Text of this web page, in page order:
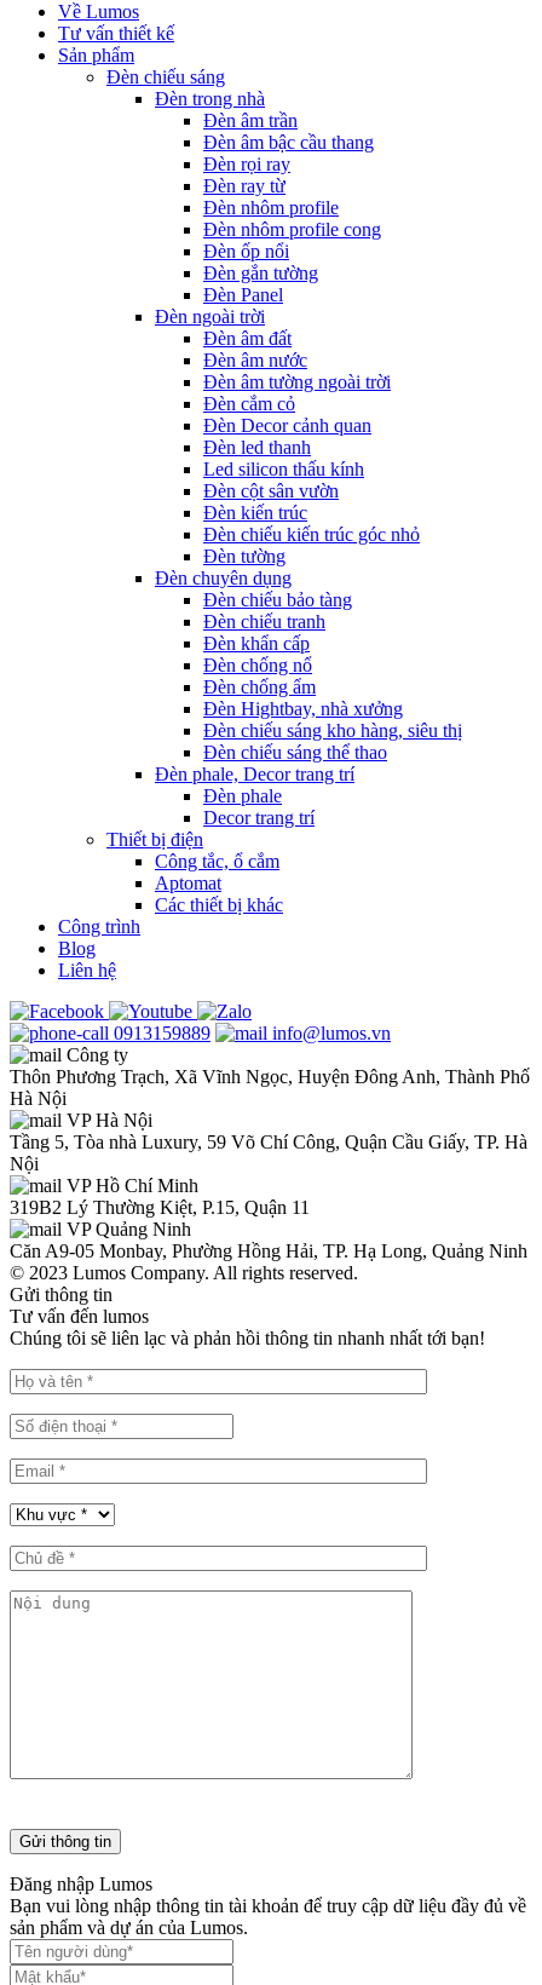
Về Lumos
Tư vấn thiết kế
Sản phẩm
Đèn chiếu sáng
Đèn trong nhà
Đèn âm trần
Đèn âm bậc cầu thang
Đèn rọi ray
Đèn ray từ
Đèn nhôm profile
Đèn nhôm profile cong
Đèn ốp nổi
Đèn gắn tường
Đèn Panel
Đèn ngoài trời
Đèn âm đất
Đèn âm nước
Đèn âm tường ngoài trời
Đèn cắm cỏ
Đèn Decor cảnh quan
Đèn led thanh
Led silicon thấu kính
Đèn cột sân vườn
Đèn kiến trúc
Đèn chiếu kiến trúc góc nhỏ
Đèn tường
Đèn chuyên dụng
Đèn chiếu bảo tàng
Đèn chiếu tranh
Đèn khẩn cấp
Đèn chống nổ
Đèn chống ẩm
Đèn Hightbay, nhà xưởng
Đèn chiếu sáng kho hàng, siêu thị
Đèn chiếu sáng thể thao
Đèn phale, Decor trang trí
Đèn phale
Decor trang trí
Thiết bị điện
Công tắc, ổ cắm
Aptomat
Các thiết bị khác
Công trình
Blog
Liên hệ
0913159889
info@lumos.vn
Công ty
Thôn Phương Trạch, Xã Vĩnh Ngọc, Huyện Đông Anh, Thành Phố
Hà Nội
VP Hà Nội
Tầng 5, Tòa nhà Luxury, 59 Võ Chí Công, Quận Cầu Giấy, TP. Hà
Nội
VP Hồ Chí Minh
319B2 Lý Thường Kiệt, P.15, Quận 11
VP Quảng Ninh
Căn A9-05 Monbay, Phường Hồng Hải, TP. Hạ Long, Quảng Ninh
© 2023 Lumos Company. All rights reserved.
Gửi thông tin
Tư vấn đến lumos
Chúng tôi sẽ liên lạc và phản hồi thông tin nhanh nhất tới bạn!
Đăng nhập Lumos
Bạn vui lòng nhập thông tin tài khoản để truy cập dữ liệu đầy đủ về
sản phẩm và dự án của Lumos.